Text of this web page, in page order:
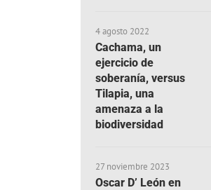
4 agosto 2022
Cachama, un
ejercicio de
soberanía, versus
Tilapia, una
amenaza a la
biodiversidad
27 noviembre 2023
Oscar D’ León en